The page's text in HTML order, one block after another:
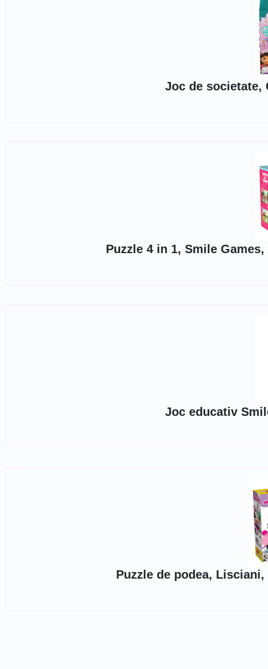
Joc de societate,
Puzzle 4 in 1, Smile
Joc educativ
Puzzle de podea,